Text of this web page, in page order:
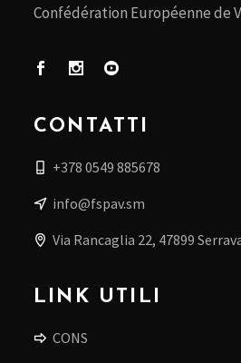
Confédération Européenne de
CONTATTI
+378 0549 885678
info@fspav.sm
Via Rancaglia 22, 47899
LINK UTILI
CONS